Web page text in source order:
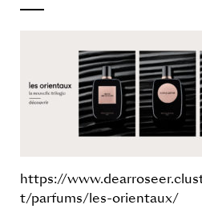
https://
t/parfums/les-orientaux/